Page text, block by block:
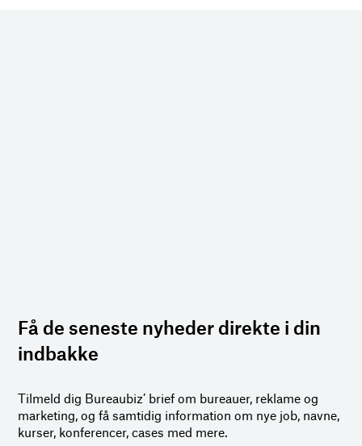
Få de seneste nyheder direkte i din
indbakke
Tilmeld dig Bureaubiz’ brief om bureauer, reklame og
marketing, og få samtidig information om nye job, navne,
kurser, konferencer, cases med mere.